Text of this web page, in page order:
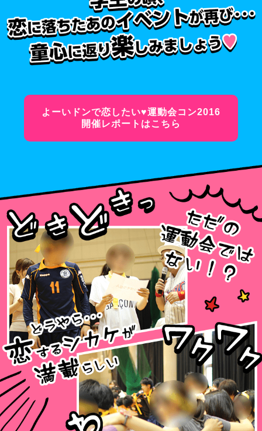
よーいドンで恋したい♥運動会コン2016
開催レポートはこちら